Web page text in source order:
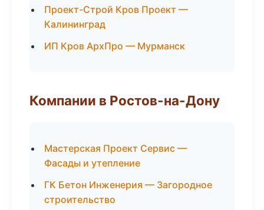
Проект-Строй Кров Проект —
Калининград
ИП Кров АрхПро — Мурманск
Компании в Ростов-на-Дону
Мастерская Проект Сервис —
Фасады и утепление
ГК Бетон Инженерия — Загородное
строительство